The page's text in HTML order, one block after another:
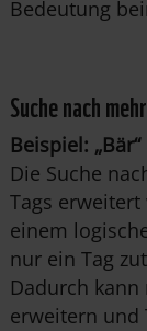
Bedeutung
Suche nach
Beispiel:
Die Suche
Tags
einem
nur ein Tag
Dadurch
erweitern und